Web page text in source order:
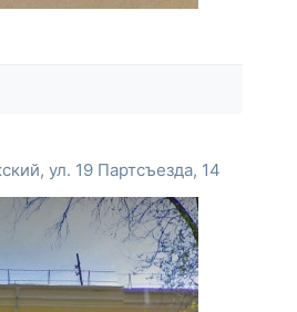
ул. 19 Партсъезда, 14